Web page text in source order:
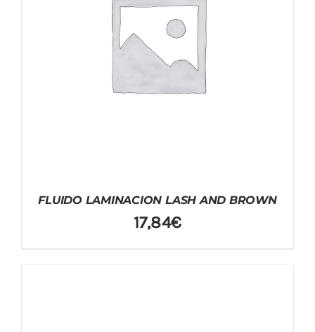
FLUIDO LAMINACION LASH AND BROWN
17,84€